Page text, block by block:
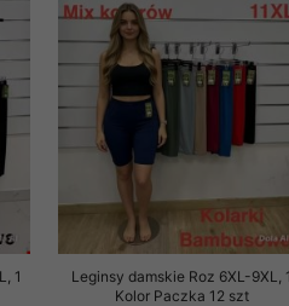
1
Leginsy damskie Roz 6XL-9XL, 1
Kolor Paczka 12 szt